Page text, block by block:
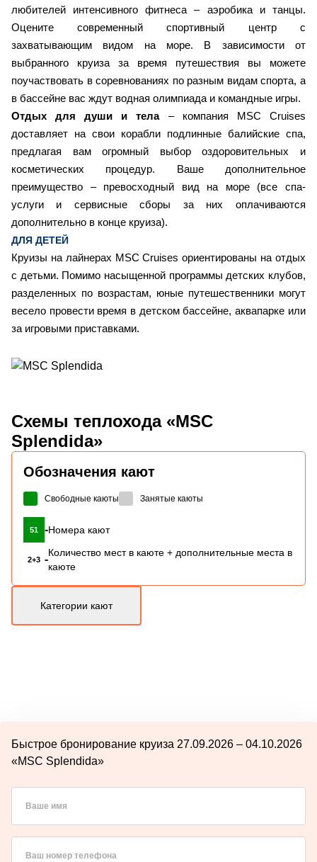
любителей интенсивного фитнеса – аэробика и танцы.
Оцените современный спортивный центр с
захватывающим видом на море. В зависимости от
выбранного круиза за время путешествия вы можете
поучаствовать в соревнованиях по разным видам спорта, а
в бассейне вас ждут водная олимпиада и командные игры.
Отдых для души и тела– компания MSC Cruises
доставляет на свои корабли подлинные балийские спа,
предлагая вам огромный выбор оздоровительных и
косметических процедур. Ваше дополнительное
преимущество – превосходный вид на море (все спа-
услуги и сервисные сборы за них оплачиваются
дополнительно в конце круиза).
ДЛЯ ДЕТЕЙ
Круизы на лайнерах MSC Cruises ориентированы на отдых
с детьми. Помимо насыщенной программы детских клубов,
разделенных по возрастам, юные путешественники могут
весело провести время в детском бассейне, аквапарке или
за игровыми приставками.
Схемы теплохода «MSC
Splendida»
Обозначения кают
Свободные каюты Занятые каюты
51 -Номера кают
2+3 -
Количество мест в каюте + дополнительные места в
каюте
Категории кают
Быстрое бронирование круиза 27.09.2026 – 04.10.2026
«MSC Splendida»
Ваше имя
Ваш номер телефона